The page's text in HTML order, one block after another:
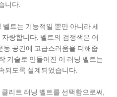
니다.
벨트는 기능적일 뿐만 아니라 세
랑합니다. 벨트의 검정색은 어
동 공간에 고급스러움을 더해줍
기술로 만들어진 이 러닝 벨트는
되도록 설계되었습니다.
리트 러닝 벨트를 선택함으로써,